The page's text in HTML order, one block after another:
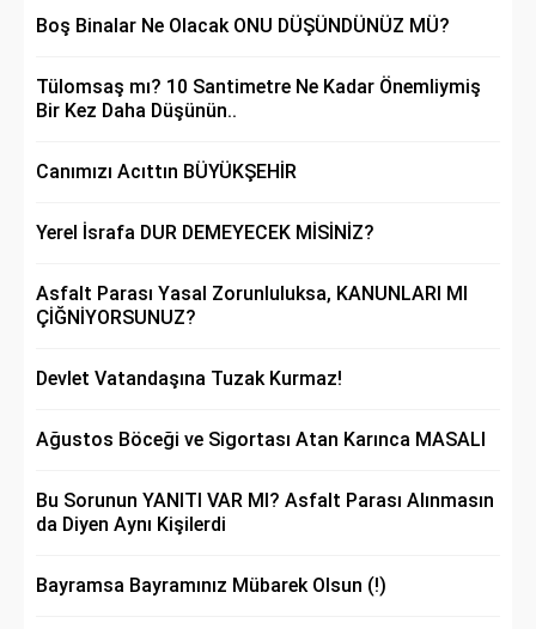
Boş Binalar Ne Olacak ONU DÜŞÜNDÜNÜZ MÜ?
Tülomsaş mı? 10 Santimetre Ne Kadar Önemliymiş
Bir Kez Daha Düşünün..
Canımızı Acıttın BÜYÜKŞEHİR
Yerel İsrafa DUR DEMEYECEK MİSİNİZ?
Asfalt Parası Yasal Zorunluluksa, KANUNLARI MI
ÇİĞNİYORSUNUZ?
Devlet Vatandaşına Tuzak Kurmaz!
Ağustos Böceği ve Sigortası Atan Karınca MASALI
Bu Sorunun YANITI VAR MI? Asfalt Parası Alınmasın
da Diyen Aynı Kişilerdi
Bayramsa Bayramınız Mübarek Olsun (!)